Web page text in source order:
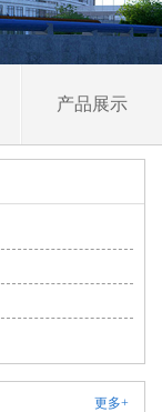
产品展示
更多+